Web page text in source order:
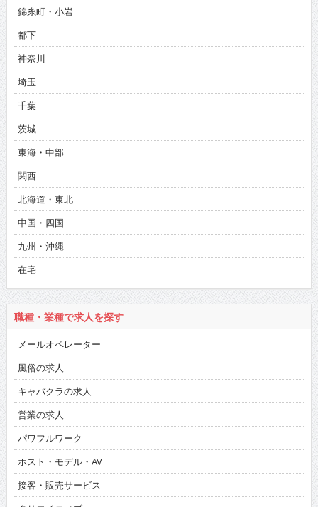
錦糸町・小岩
都下
神奈川
埼玉
千葉
茨城
東海・中部
関西
北海道・東北
中国・四国
九州・沖縄
在宅
職種・業種で求人を探す
メールオペレーター
風俗の求人
キャバクラの求人
営業の求人
パワフルワーク
ホスト・モデル・AV
接客・販売サービス